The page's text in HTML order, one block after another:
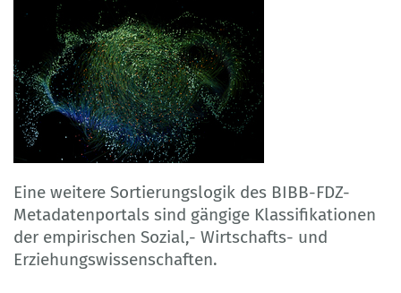
Eine weitere Sortierungslogik des BIBB-FDZ-
Metadatenportals sind gängige Klassifikationen
der empirischen Sozial,- Wirtschafts- und
Erziehungswissenschaften.